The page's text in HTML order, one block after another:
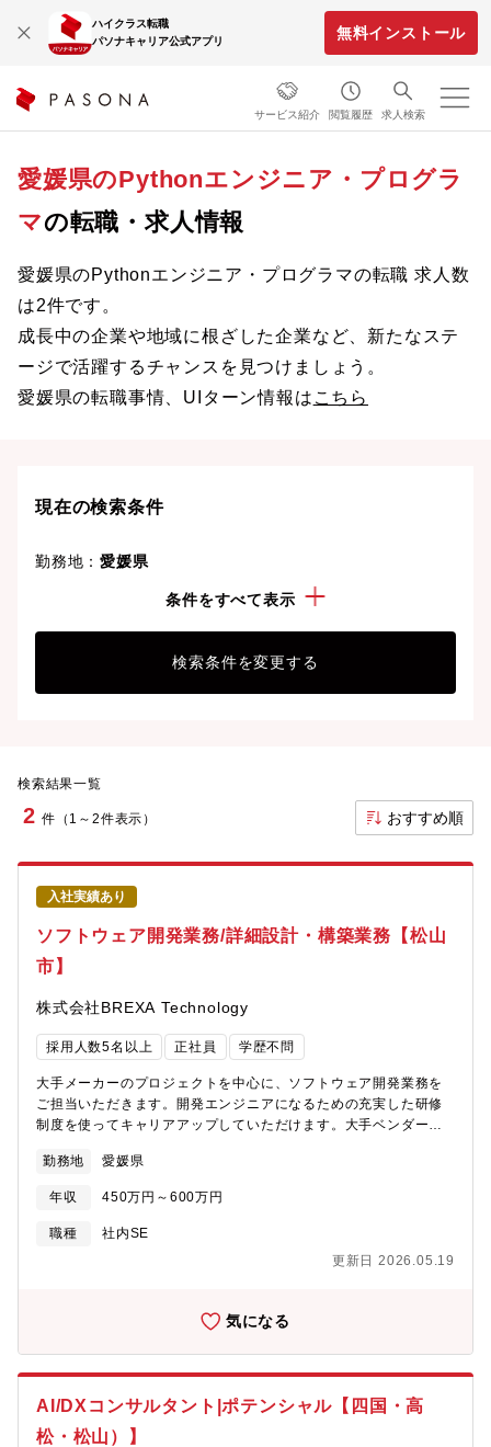
ハイクラス転職
パソナキャリア公式アプリ
無料インストール
サービス紹介 閲覧履歴 求人検索
愛媛県のPythonエンジニア・プログラ
マの転職・求人情報
愛媛県のPythonエンジニア・プログラマの転職 求人数
は2件です。
成長中の企業や地域に根ざした企業など、新たなステ
ージで活躍するチャンスを見つけましょう。
愛媛県の転職事情、UIターン情報は こちら
現在の検索条件
勤務地：愛媛県
Python
条件をすべて表示
検索条件を変更する
検索結果一覧
2 件（1～2件表示） おすすめ順
入社実績あり
ソフトウェア開発業務/詳細設計・構築業務【松山
市】
株式会社BREXA Technology
採用人数5名以上 正社員 学歴不問
大手メーカーのプロジェクトを中心に、ソフトウェア開発業務を
ご担当いただきます。開発エンジニアになるための充実した研修
制度を使ってキャリアアップしていただけます。大手ベンダーか
等、幅広い業種・分野の案件があります。ご希望にあった案件に
携わることが可能です。≪案件例≫●大手自動車メーカー様ナビア
プリケーションの開発業務内容：顧客と連携した画面仕様の検
討・提案、調査分析～コードレビューまでの工程全般環境 ：
Github、VSCode●災害ポータルシステムの開発業務内容：
PowerAutomate,PowerApps,PowerBIを使用した詳細設計、開
発、テスト環境 ：Yocto、Linux、C、C++、Python●チャット
通知メッセージ配信ツールの改修業務内容：詳細設計、開発、テ
スト環境：Ruby、Rails、Vue.js、Nuxt.js、Sass、MySQL、
Git、Docker
勤務地 愛媛県
年収 450万円～600万円
職種
社内SE
更新日 2026.05.19
気になる
AI/DXコンサルタント|ポテンシャル【四国・高
松・松山）】